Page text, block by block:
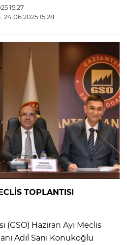
15:27
15:28
TOPLANTISI
(GSO) Haziran Ayı Meclis
Adil Sani Konukoğlu